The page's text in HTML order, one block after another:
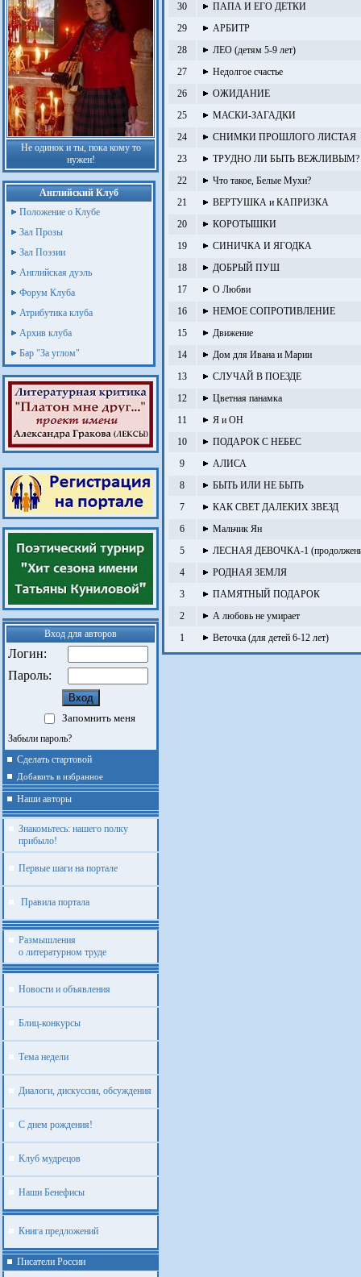
Не одинок и ты, пока кому то
нужен!
Английский Клуб
Положение о Клубе
Зал Прозы
Зал Поэзии
Английская дуэль
Форум Клуба
Атрибутика клуба
Архив клуба
Бар "За углом"
Вход для авторов
Логин:
Пароль:
Запомнить меня
Забыли пароль?
Сделать стартовой
Добавить в избранное
Наши авторы
Знакомьтесь: нашего полку
прибыло!
Первые шаги на портале
Правила портала
Размышления
о литературном труде
Новости и объявления
Блиц-конкурсы
Тема недели
Диалоги, дискуссии, обсуждения
С днем рождения!
Клуб мудрецов
Наши Бенефисы
Книга предложений
Писатели России
30
ПАПА И ЕГО ДЕТКИ
29
АРБИТР
28
ЛЕО (детям 5-9 лет)
27
Недолгое счастье
26
ОЖИДАНИЕ
25
МАСКИ-ЗАГАДКИ
24
СНИМКИ ПРОШЛОГО ЛИСТАЯ
23
ТРУДНО ЛИ БЫТЬ ВЕЖЛИВЫМ?
22
Что такое, Белые Мухи?
21
ВЕРТУШКА и КАПРИЗКА
20
КОРОТЫШКИ
19
СИНИЧКА И ЯГОДКА
18
ДОБРЫЙ ПУШ
17
О Любви
16
НЕМОЕ СОПРОТИВЛЕНИЕ
15
Движение
14
Дом для Ивана и Марии
13
СЛУЧАЙ В ПОЕЗДЕ
12
Цветная панамка
11
Я и ОН
10
ПОДАРОК С НЕБЕС
9
АЛИСА
8
БЫТЬ ИЛИ НЕ БЫТЬ
7
КАК СВЕТ ДАЛЕКИХ ЗВЕЗД
6
Мальчик Ян
5
ЛЕСНАЯ ДЕВОЧКА-1
4
РОДНАЯ ЗЕМЛЯ
3
ПАМЯТНЫЙ ПОДАРОК
2
А любовь не умирает
1
Веточка (для детей 6-12 лет)